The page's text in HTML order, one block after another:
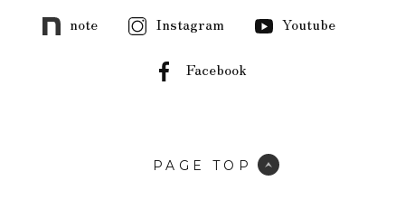
note Instagram Youtube
Facebook
PAGE TOP